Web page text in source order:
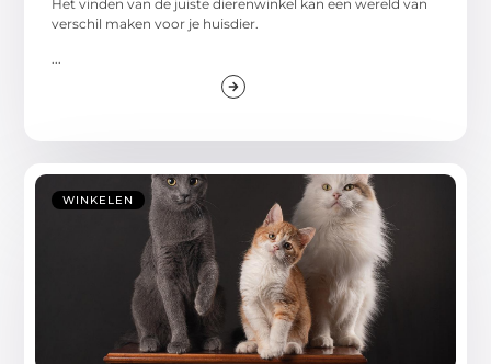
Het vinden van de juiste dierenwinkel kan een wereld van
verschil maken voor je huisdier.
WINKELEN